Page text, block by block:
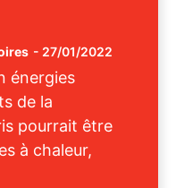
- 27/01/2022
énergies
de la
pourrait être
à chaleur,